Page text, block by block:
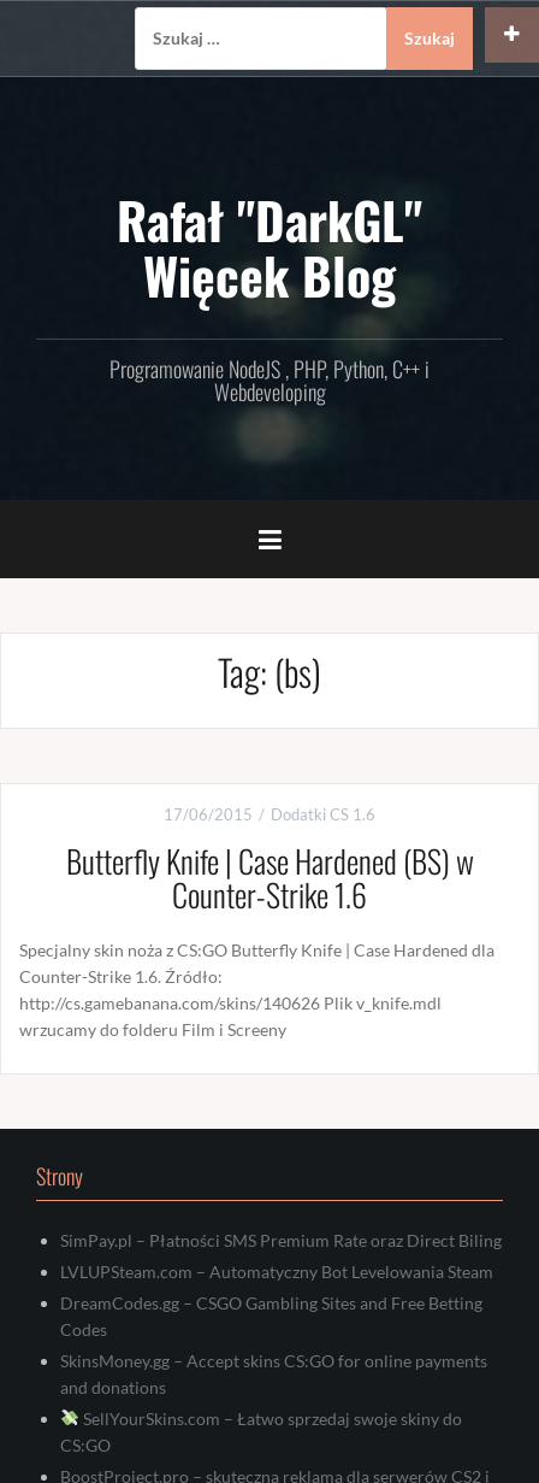
Rafał "DarkGL"
Więcek Blog
Programowanie NodeJS , PHP, Python, C++ i
Webdeveloping
Tag: (bs)
17/06/2015 Dodatki CS 1.6
Butterfly Knife | Case Hardened (BS) w
Counter-Strike 1.6
Specjalny skin noża z CS:GO Butterfly Knife | Case Hardened dla
Counter-Strike 1.6. Źródło:
http://cs.gamebanana.com/skins/140626 Plik v_knife.mdl
wrzucamy do folderu Film i Screeny
Strony
SimPay.pl – Płatności SMS Premium Rate oraz Direct Biling
LVLUPSteam.com – Automatyczny Bot Levelowania Steam
DreamCodes.gg – CSGO Gambling Sites and Free Betting
Codes
SkinsMoney.gg – Accept skins CS:GO for online payments
and donations
SellYourSkins.com – Łatwo sprzedaj swoje skiny do
CS:GO
BoostProject.pro – skuteczna reklama dla serwerów CS2 i